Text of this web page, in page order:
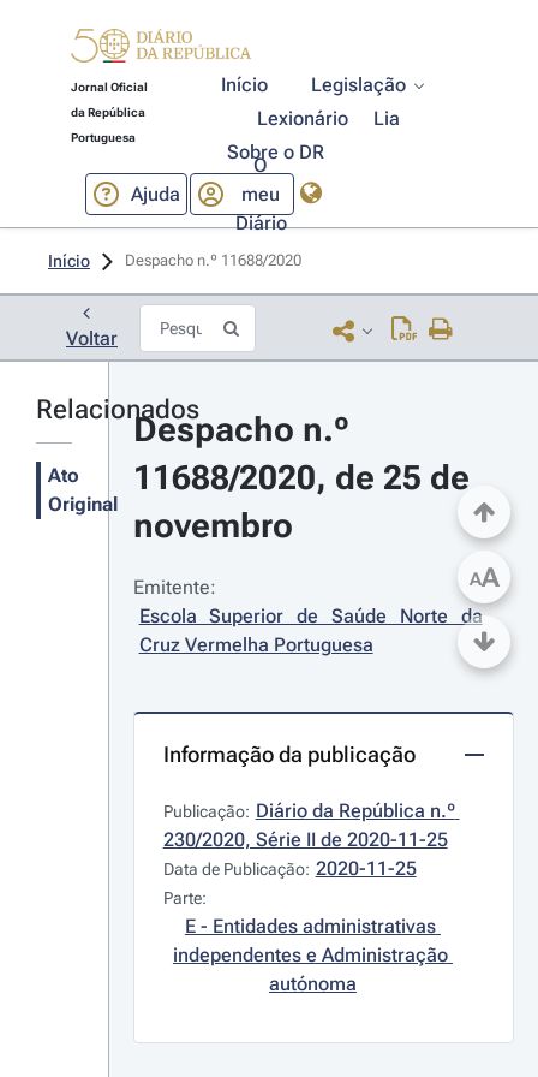
Jornal Oficial
da República
Portuguesa
Início
Legislação
Lexionário
Lia
Sobre o DR
Ajuda
O
meu
Diário
Início Despacho n.º 11688/2020
Voltar
Relacionados
Ato
Original
Despacho n.º
11688/2020, de 25 de
novembro
Emitente:
Escola Superior de Saúde Norte da
Cruz Vermelha Portuguesa
Informação da publicação
Publicação: Diário da República n.º
230/2020, Série II de 2020-11-25
Data de Publicação: 2020-11-25
Parte:
E - Entidades administrativas
independentes e Administração
autónoma
AA